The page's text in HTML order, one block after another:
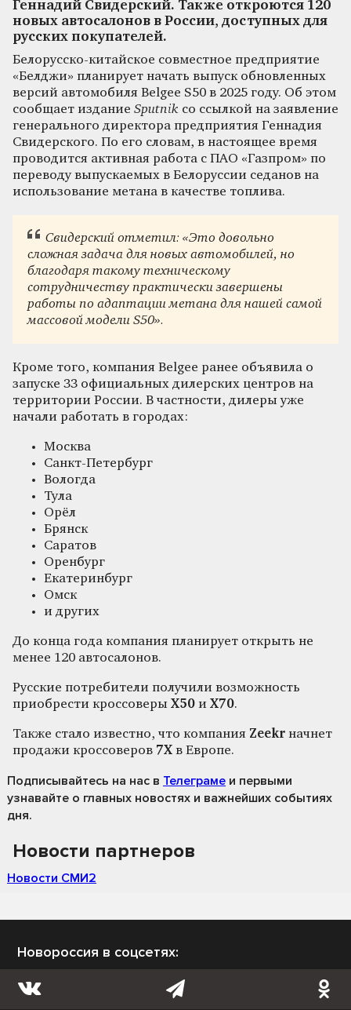
Геннадий Свидерский. Также откроются 120
новых автосалонов в России, доступных для
русских покупателей.
Белорусско-китайское совместное предприятие
«Белджи» планирует начать выпуск обновленных
версий автомобиля Belgee S50 в 2025 году. Об этом
сообщает издание Sputnik со ссылкой на заявление
генерального директора предприятия Геннадия
Свидерского. По его словам, в настоящее время
проводится активная работа с ПАО «Газпром» по
переводу выпускаемых в Белоруссии седанов на
использование метана в качестве топлива.
Свидерский отметил: «Это довольно
сложная задача для новых автомобилей, но
благодаря такому техническому
сотрудничеству практически завершены
работы по адаптации метана для нашей самой
массовой модели S50».
Кроме того, компания Belgee ранее объявила о
запуске 33 официальных дилерских центров на
территории России. В частности, дилеры уже
начали работать в городах:
Москва
Санкт-Петербург
Вологда
Тула
Орёл
Брянск
Саратов
Оренбург
Екатеринбург
Омск
и других
До конца года компания планирует открыть не
менее 120 автосалонов.
Русские потребители получили возможность
приобрести кроссоверы X50 и Х70.
Также стало известно, что компания Zeekr начнет
продажи кроссоверов 7X в Европе.
Подписывайтесь на нас в Телеграме и первыми
узнавайте о главных новостях и важнейших событиях
дня.
Новости партнеров
Новости СМИ2
Новороссия в соцсетях: